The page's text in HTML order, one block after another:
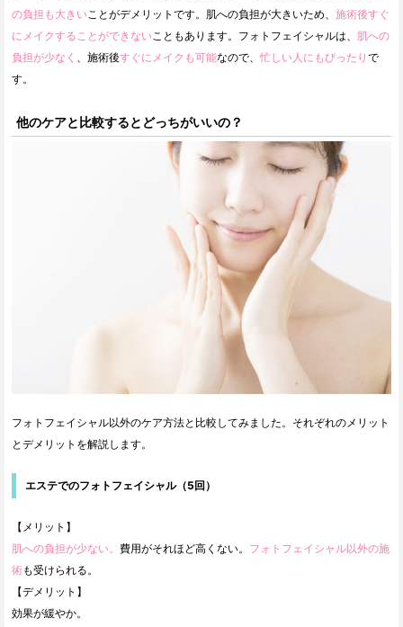
の負担も大きい ことがデメリットです。肌への負担が大きいため、 施術後すぐ
にメイクすることができない こともあります。フォトフェイシャルは、 肌への
負担が少なく
、施術後すぐにメイクも可能なので、 忙しい人にもぴったり で
す。
他のケアと比較するとどっちがいいの？
フォトフェイシャル以外のケア方法と比較してみました。それぞれのメリット
とデメリットを解説します。
エステでのフォトフェイシャル（5回）
【メリット】
肌への負担が少ない。 費用がそれほど高くない。 フォトフェイシャル以外の施
術も受けられる。
【デメリット】
効果が緩やか。